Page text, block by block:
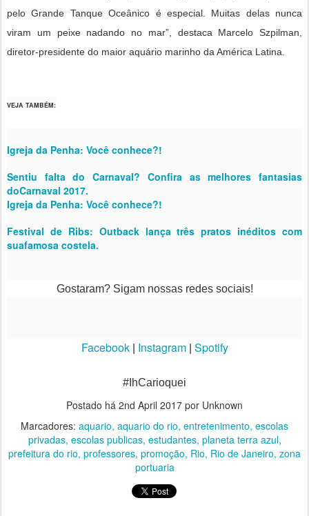
pelo Grande Tanque Oceânico é especial. Muitas delas nunca
viram um peixe nadando no mar”, destaca Marcelo Szpilman,
diretor-presidente do maior aquário marinho da América Latina.
VEJA TAMBÉM:
Igreja da Penha: Você conhece?!
Sentiu falta do Carnaval? Confira as melhores fantasias
doCarnaval 2017.
Igreja da Penha: Você conhece?!
Festival de Ribs: Outback lança três pratos inéditos com
suafamosa costela.
Gostaram? Sigam nossas redes sociais!
Facebook| Instagram| Spotify
#IhCarioquei
Postado há 2nd April 2017 por Unknown
Marcadores: aquario aquario do rio entretenimento escolas
privadas escolas publicas estudantes planeta terra azul
prefeitura do rio professores promoção Rio Rio de Janeiro zona
portuaria